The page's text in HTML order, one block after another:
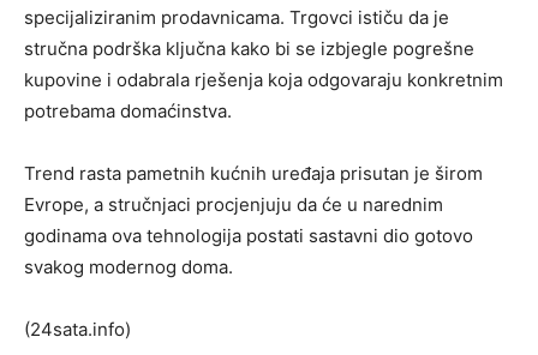
specijaliziranim prodavnicama. Trgovci ističu da je
stručna podrška ključna kako bi se izbjegle pogrešne
kupovine i odabrala rješenja koja odgovaraju konkretnim
potrebama domaćinstva.
Trend rasta pametnih kućnih uređaja prisutan je širom
Evrope, a stručnjaci procjenjuju da će u narednim
godinama ova tehnologija postati sastavni dio gotovo
svakog modernog doma.
(24sata.info)